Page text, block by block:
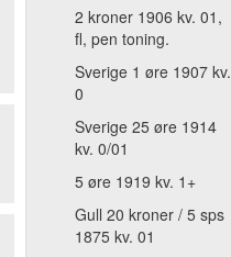
2 kroner 1906 kv. 01,
fl, pen toning.
Sverige 1 øre 1907 kv.
0
Sverige 25 øre 1914
kv. 0/01
5 øre 1919 kv. 1+
Gull 20 kroner / 5 sps
1875 kv. 01